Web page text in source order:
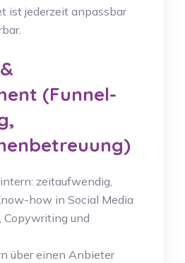
ist jederzeit anpassbar
(Funnel-
zeitaufwendig,
how in Social Media
Copywriting und
über einen Anbieter